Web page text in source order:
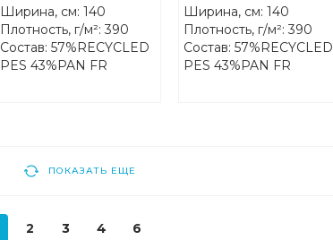
покрытием FR-One
Darkness 12-
Chinchilla
Ширина, см: 140
Плотность, г/м²: 390
Состав: 57%RECYCLED
PES 43%PAN FR
покрытием FR-One
Darkness 13-Raffia
Ширина, см: 140
Плотность, г/м²: 390
Состав: 57%RECYCLED
PES 43%PAN FR
ПОКАЗАТЬ ЕЩЕ
2 3 4 6